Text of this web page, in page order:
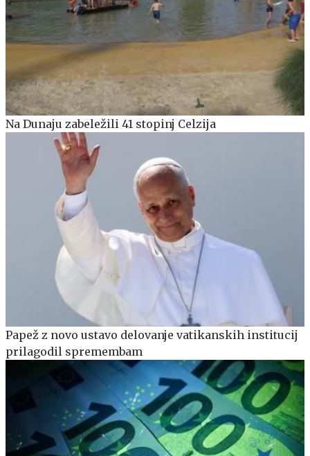
Na Dunaju zabeležili 41 stopinj Celzija
Papež z novo ustavo delovanje vatikanskih institucij
prilagodil spremembam